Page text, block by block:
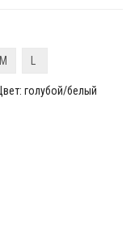
M
голубой/белый